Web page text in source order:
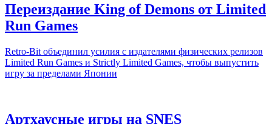
Переиздание King of Demons от Limited
Run Games
Retro-Bit объединил усилия с издателями физических релизов
Limited Run Games и Strictly Limited Games, чтобы выпустить
игру за пределами Японии
Артхаусные игры на SNES